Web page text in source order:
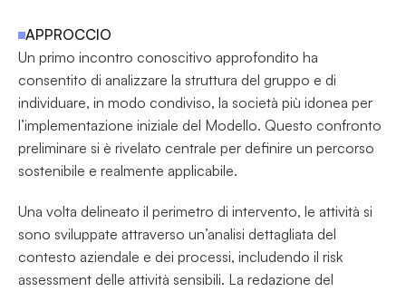
APPROCCIO
Un primo incontro conoscitivo approfondito ha
consentito di analizzare la struttura del gruppo e di
individuare, in modo condiviso, la società più idonea per
l’implementazione iniziale del Modello. Questo confronto
preliminare si è rivelato centrale per definire un percorso
sostenibile e realmente applicabile.
Una volta delineato il perimetro di intervento, le attività si
sono sviluppate attraverso un’analisi dettagliata del
contesto aziendale e dei processi, includendo il risk
assessment delle attività sensibili. La redazione del